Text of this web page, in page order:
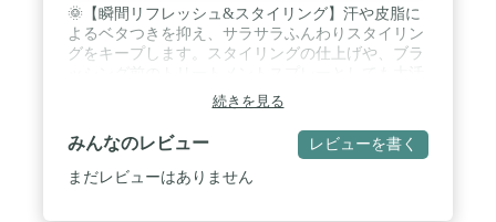
🌞【瞬間リフレッシュ&スタイリング】汗や皮脂に
よるベタつきを抑え、サラサラふんわりスタイリン
グをキープします。スタイリングの仕上げや、ブラ
躍。髪から15~20cmくらい離して適量を髪全体にス
プレーし、ブラシなどで整えます。 / 🌞【頭皮スッ
キリ】独自の微粒子パウダーだから、毛穴詰まりの
心配なし。頭皮の汚れや皮脂を吸着して、スッキリ
を実感。見えないほどの微粒子だから白くならな
続きを見る
みんなのレビュー レビューを書く
まだレビューはありません